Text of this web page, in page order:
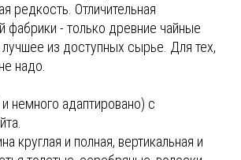
редкость. Отличительная
фабрики - только древние чайные
из доступных сырье. Для тех,
надо.
немного адаптировано) с
круглая и полная, вертикальная и